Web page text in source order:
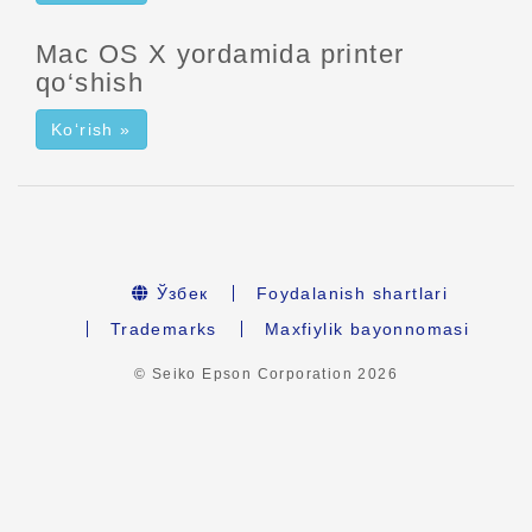
Mac OS X yordamida printer
qo‘shish
Ko‘rish »
Ўзбек
Foydalanish shartlari
Trademarks
Maxfiylik bayonnomasi
© Seiko Epson Corporation2026